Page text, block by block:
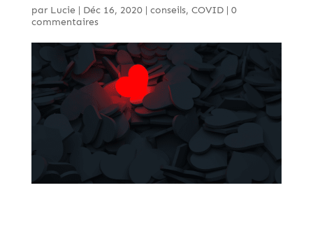
par Lucie | Déc 16, 2020| conseils, COVID| 0
commentaires